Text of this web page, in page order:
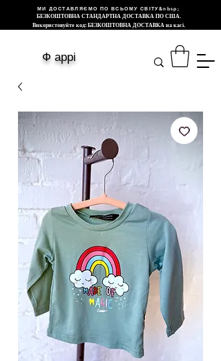
МИ ДОСТАВЛЯЄМО ПО ВСЬОМУ СВІТУ&nbsp;
БЕЗКОШТОВНА СТАНДАРТНА ДОСТАВКА ПО США.
Використовуйте код: БЕЗКОШТОВНА ДОСТАВКА на касі.
Ф аррі